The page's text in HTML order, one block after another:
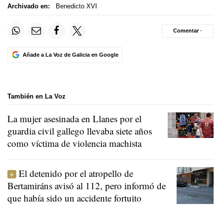
Archivado en: Benedicto XVI
Añade a La Voz de Galicia en Google
Comentar ·
También en La Voz
La mujer asesinada en Llanes por el
guardia civil gallego llevaba siete años
como víctima de violencia machista
El detenido por el atropello de
Bertamiráns avisó al 112, pero informó de
que había sido un accidente fortuito